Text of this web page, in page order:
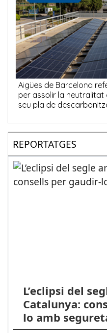
REPORTATGES
L’eclipsi del
Catalunya:
lo amb